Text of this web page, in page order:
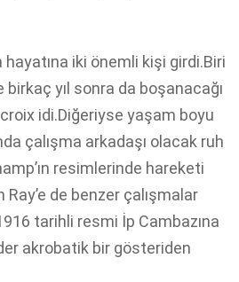
hayatına iki önemli kişi girdi.Biri
birkaç yıl sonra da boşanacağı
idi.Diğeriyse yaşam boyu
çalışma arkadaşı olacak ruh
resimlerinde hareketi
de benzer çalışmalar
tarihli resmi İp Cambazına
akrobatik bir gösteriden